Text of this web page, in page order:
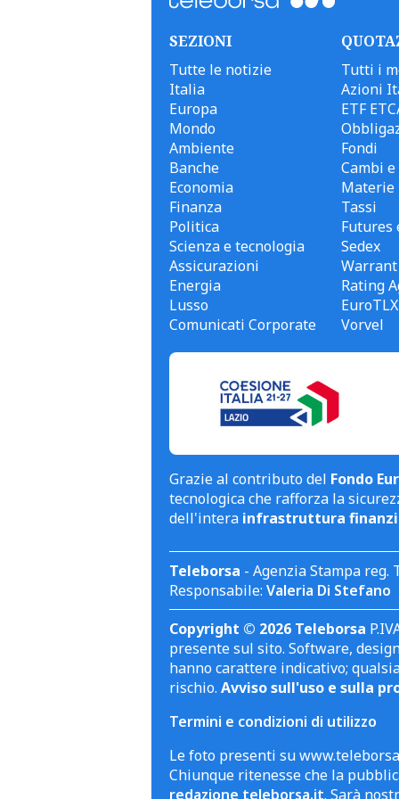
SEZIONI
Tutte le notizie
Italia
Europa
Mondo
Ambiente
Banche
Economia
Finanza
Politica
Scienza e tecnologia
Assicurazioni
Energia
Lusso
Comunicati Corporate
Tutti i
Azioni
ETF
Fondi
Cambi
Materie
Tassi
Futures
Sedex
Warrant
Rating
EuroTLX
Vorvel
Grazie al contributo del Fondo
tecnologica che rafforza la
dell'intera infrastruttura
Teleborsa - Agenzia Stampa
Responsabile: Valeria Di Stefano
Copyright © 2026 Teleborsa
presente sul sito. Software,
hanno carattere indicativo;
rischio. Avviso sull'uso e sulla
Termini e condizioni di utilizzo
Le foto presenti su
Chiunque ritenesse che la
redazione teleborsa.it. Sarà